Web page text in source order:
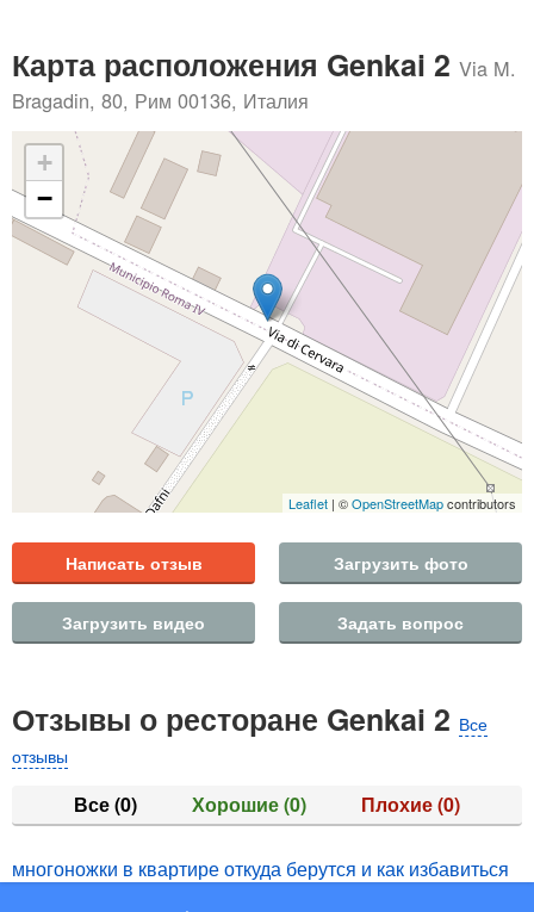
Карта расположения Genkai 2 Via M.
Bragadin, 80, Рим 00136, Италия
+
−
Leaflet | ©OpenStreetMapcontributors
Написать отзыв Загрузить фото
Загрузить видео Задать вопрос
Отзывы о ресторане Genkai 2 Все
отзывы
Все(0) Хорошие(0) Плохие(0)
многоножки в квартире откуда берутся и как избавиться